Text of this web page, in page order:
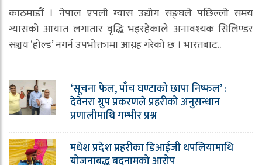
काठमाडौं । नेपाल एपली ग्यास उद्योग सङ्घले पछिल्लो समय
ग्यासको आयात लगातार वृद्धि भइरहेकाले अनावश्यक सिलिण्डर
सञ्चय ‘होल्ड’ नगर्न उपभोक्तामा आग्रह गरेको छ । भारतबाट..
‘सूचना फेल, पाँच घण्टाको छापा निष्फल’ :
देवेनरा ग्रुप प्रकरणले प्रहरीको अनुसन्धान
प्रणालीमाथि गम्भीर प्रश्न
मधेश प्रदेश प्रहरीका डिआईजी थपलियामाथि
योजनाबद्ध बदनामको आरोप